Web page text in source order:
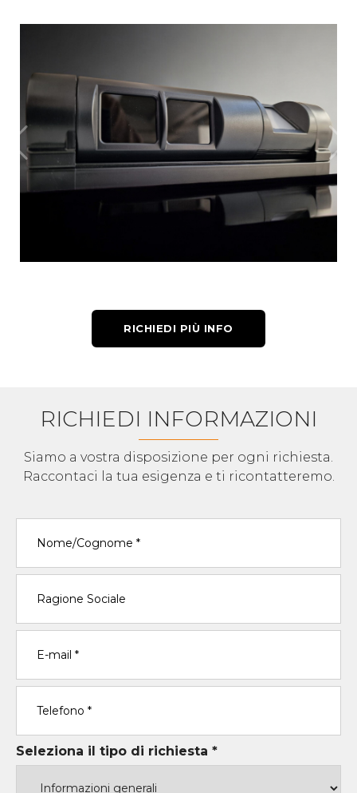
RICHIEDI PIÙ INFO
RICHIEDI INFORMAZIONI
Siamo a vostra disposizione per ogni richiesta.
Raccontaci la tua esigenza e ti ricontatteremo.
Seleziona il tipo di richiesta *